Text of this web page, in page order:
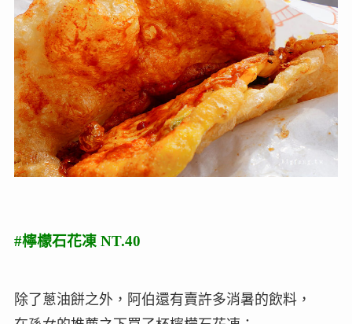
#檸檬石花凍 NT.40
除了蔥油餅之外，阿伯還有賣許多消暑的飲料，